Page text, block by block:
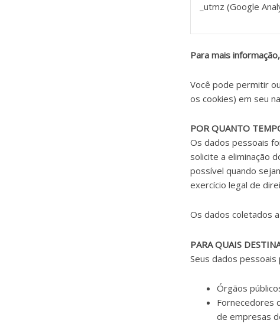
_utmz (Google
Para mais
Você pode permitir
os cookies) em seu
POR QUANTO
Os dados pessoais
solicite a eliminação
possível quando
exercício legal de
Os dados coletados
PARA QUAIS
Seus dados
Órgãos
Fornecedores
de empresas